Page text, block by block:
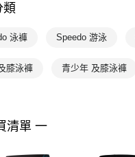
類
泳褲 Speedo 游泳
膝泳褲 青少年 及膝泳褲
清單 一